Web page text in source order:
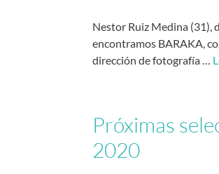
Nestor Ruiz Medina (31),
encontramos BARAKA,
dirección de fotografía …
Próximas
2020